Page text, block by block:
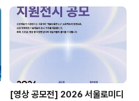
[영상 공모전] 2026 서울로미디